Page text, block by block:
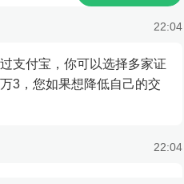
22:04
支付宝，你可以选择多家证
3，您如果想降低自己的交
22:04